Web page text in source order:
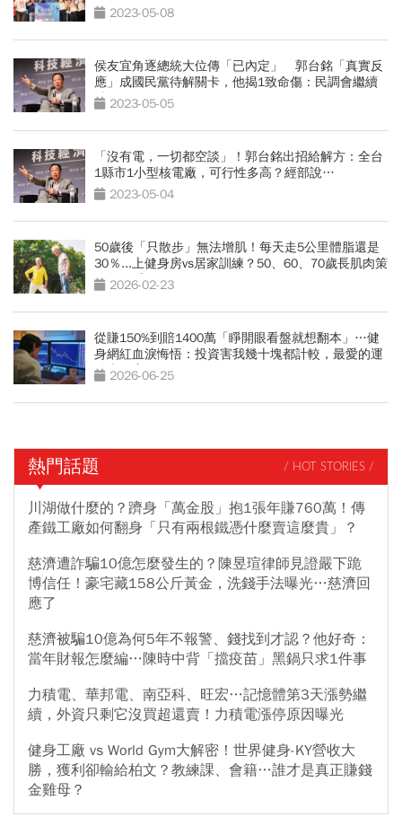
的 2023-05-08
侯友宜角逐總統大位傳「已內定」 郭台銘「真實反
應」成國民黨待解關卡，他揭1致命傷：民調會繼續
跌 2023-05-05
「沒有電，一切都空談」！郭台銘出招給解方：全台
1縣市1小型核電廠，可行性多高？經部說…
2023-05-04
50歲後「只散步」無法增肌！每天走5公里體脂還是
30％...上健身房vs居家訓練？50、60、70歲長肌肉策
略一次看
2026-02-23
從賺150%到賠1400萬「睜開眼看盤就想翻本」…健
身網紅血淚悔悟：投資害我幾十塊都計較，最愛的運
動也放棄
2026-06-25
熱門話題 / HOT STORIES /
川湖做什麼的？躋身「萬金股」抱1張年賺760萬！傳
產鐵工廠如何翻身「只有兩根鐵憑什麼賣這麼貴」？
慈濟遭詐騙10億怎麼發生的？陳昱瑄律師見證嚴下跪
博信任！豪宅藏158公斤黃金，洗錢手法曝光…慈濟回
應了
慈濟被騙10億為何5年不報警、錢找到才認？他好奇：
當年財報怎麼編…陳時中背「擋疫苗」黑鍋只求1件事
力積電、華邦電、南亞科、旺宏…記憶體第3天漲勢繼
續，外資只剩它沒買超還賣！力積電漲停原因曝光
健身工廠 vs World Gym大解密！世界健身-KY營收大
勝，獲利卻輸給柏文？教練課、會籍…誰才是真正賺錢
金雞母？